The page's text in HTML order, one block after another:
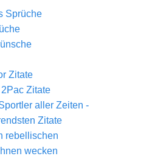
Sprüche
Zitate
Zitate
aller Zeiten -
Zitate
rebellischen
wecken